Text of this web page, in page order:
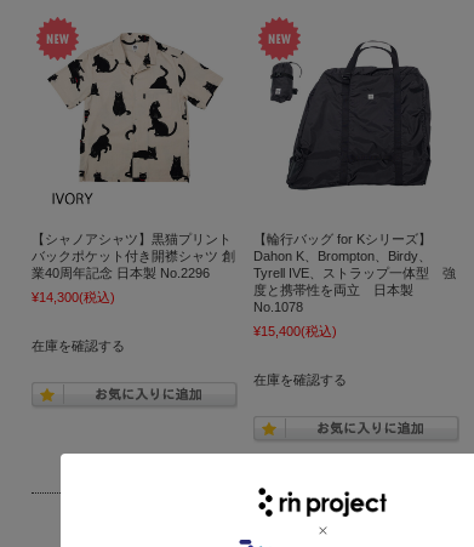
【シャノアシャツ】黒猫プリント
バックポケット付き開襟シャツ 創
業40周年記念 日本製 No.2296
¥14,300(税込)
在庫を確認する
【輪行バッグ for Kシリーズ】
Dahon K、Brompton、Birdy、
Tyrell IVE、ストラップ一体型 強
度と携帯性を両立 日本製
No.1078
¥15,400(税込)
在庫を確認する